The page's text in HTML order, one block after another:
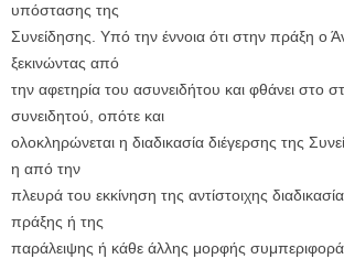
υπόστασης της
Συνείδησης. Υπό την έννοια ότι στην πράξη ο
ξεκινώντας από
την αφετηρία του ασυνειδήτου και φθάνει στο
συνειδητού, οπότε και
ολοκληρώνεται η διαδικασία διέγερσης της
η από την
πλευρά του εκκίνηση της αντίστοιχης
πράξης ή της
παράλειψης ή κάθε άλλης μορφής